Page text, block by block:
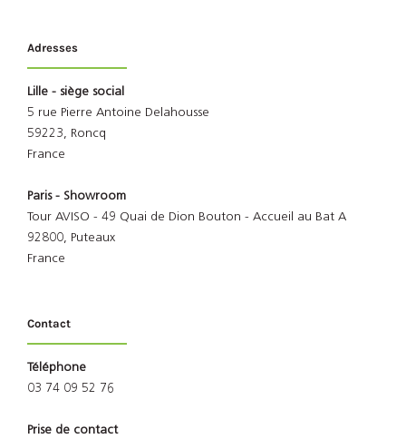
Adresses
Lille - siège social
5 rue Pierre Antoine Delahousse
59223, Roncq
France
Paris - Showroom
Tour AVISO - 49 Quai de Dion Bouton - Accueil au Bat A
92800, Puteaux
France
Contact
Téléphone
03 74 09 52 76
Prise de contact